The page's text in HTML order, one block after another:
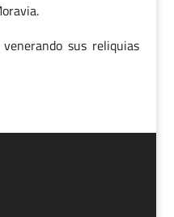
sus reliquias